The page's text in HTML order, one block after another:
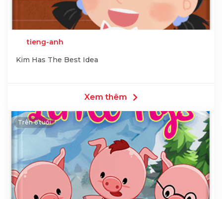
tieng-anh
Kim Has The Best Idea
Xem thêm
Trên 6 tuổi